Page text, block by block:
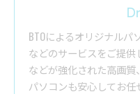
BTOによるオリジナル
などのサービスをご提供
などが強化された高画
パソコンも安心してお任